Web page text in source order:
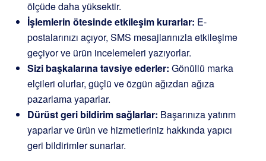
ölçüde daha yüksektir.
İşlemlerin ötesinde etkileşim kurarlar: E-
postalarınızı açıyor, SMS mesajlarınızla etkileşime
geçiyor ve ürün incelemeleri yazıyorlar.
Sizi başkalarına tavsiye ederler: Gönüllü marka
elçileri olurlar, güçlü ve özgün ağızdan ağıza
pazarlama yaparlar.
Dürüst geri bildirim sağlarlar: Başarınıza yatırım
yaparlar ve ürün ve hizmetleriniz hakkında yapıcı
geri bildirimler sunarlar.